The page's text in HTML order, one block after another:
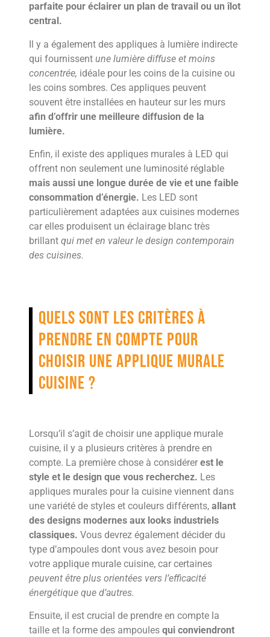
parfaite pour éclairer un plan de travail ou un îlot
central.
Il y a également des appliques à lumière indirecte
qui fournissent une lumière diffuse et moins
concentrée, idéale pour les coins de la cuisine ou
les coins sombres. Ces appliques peuvent
souvent être installées en hauteur sur les murs
afin d’offrir une meilleure diffusion de la
lumière.
Enfin, il existe des appliques murales à LED qui
offrent non seulement une luminosité réglable
mais aussi une longue durée de vie et une faible
consommation d’énergie. Les LED sont
particulièrement adaptées aux cuisines modernes
car elles produisent un éclairage blanc très
brillant qui met en valeur le design contemporain
des cuisines.
Quels sont les critères à
prendre en compte pour
choisir une applique murale
cuisine ?
Lorsqu’il s’agit de choisir une applique murale
cuisine, il y a plusieurs critères à prendre en
compte. La première chose à considérer est le
style et le design que vous recherchez. Les
appliques murales pour la cuisine viennent dans
une variété de styles et couleurs différents, allant
des designs modernes aux looks industriels
classiques. Vous devrez également décider du
type d’ampoules dont vous avez besoin pour
votre applique murale cuisine, car certaines
peuvent être plus orientées vers l’efficacité
énergétique que d’autres.
Ensuite, il est crucial de prendre en compte la
taille et la forme des ampoules qui conviendront